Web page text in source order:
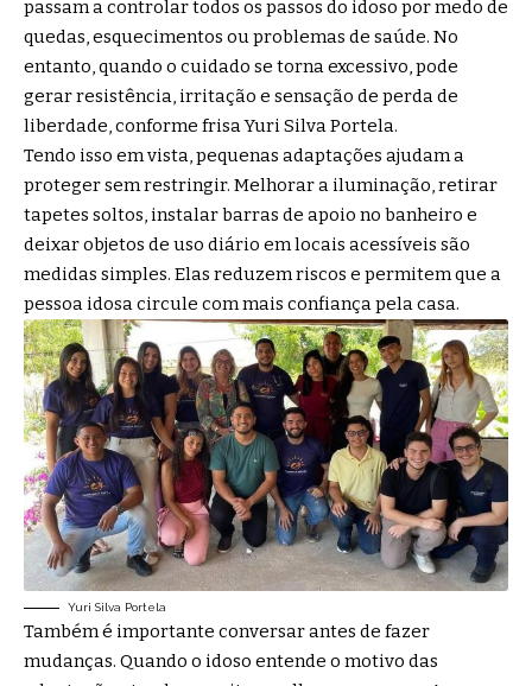
passam a controlar todos os passos do idoso por medo de
quedas, esquecimentos ou problemas de saúde. No
entanto, quando o cuidado se torna excessivo, pode
gerar resistência, irritação e sensação de perda de
liberdade, conforme frisa Yuri Silva Portela.
Tendo isso em vista, pequenas adaptações ajudam a
proteger sem restringir. Melhorar a iluminação, retirar
tapetes soltos, instalar barras de apoio no banheiro e
deixar objetos de uso diário em locais acessíveis são
medidas simples. Elas reduzem riscos e permitem que a
pessoa idosa circule com mais confiança pela casa.
Yuri Silva Portela
Também é importante conversar antes de fazer
mudanças. Quando o idoso entende o motivo das